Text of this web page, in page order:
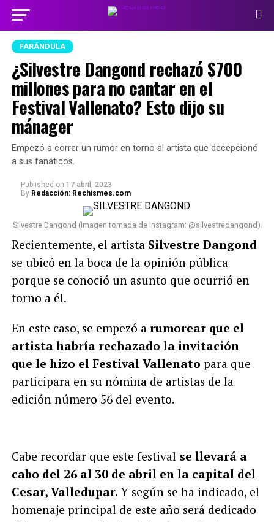
FARÁNDULA
¿Silvestre Dangond rechazó $700
millones para no cantar en el
Festival Vallenato? Esto dijo su
mánager
Empezó a correr un rumor en torno al artista que decepcionó
a sus fanáticos.
Published on 17 abril, 2023
By Redacción: Rechismes.com
Silvestre Dangond (Imagen tomada de Instagram: @silvestredangond).
Recientemente, el artistaSilvestre Dangond
se ubicó en la boca de la opinión pública
porque se conoció un asunto que ocurrió en
torno a él.
En este caso, se empezó a rumorear que el
artista habría rechazado la invitación
que le hizo el Festival Vallenato para que
participara en su nómina de artistas de la
edición número 56 del evento.
Cabe recordar que este festival se llevará a
cabo del 26 al 30 de abril en la capital del
Cesar, Valledupar. Y según se ha indicado, el
homenaje principal de este año será dedicado